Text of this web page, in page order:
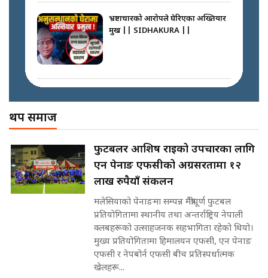
|| Court Grievances Directly to
the Supreme Court ||
SIDHAKURA
इनड्राइभ || SIDHAKURA ||
राष्ट्रिय सवालमा ९ दल एकजुट ||
Prachanda, Rabi, Gagan Stand
on the Same Page ||
SIDHAKURA ||
सहकारी पीडितसँग मन्त्री प्रतिभा रावलले
भनिन्–साथ दिनुहोस्, दबाब होइन ||
Sidhakura || Pratibha Rawal
भ्रष्टाचारको आरोपले घेरिएका अख्तियार
प्रमुख || SIDHAKURA ||
SIDHAKURA
पोप्पोको पासोः कमाउने लोभमा घरबार नै
उठिबास | The Dark Side of
'Poppo Live'-SIDHAKURA
INVESTIGATION
मन्त्री आउने बित्तिकै सुरु भएको थियो
घुसको डिल || Raj Kumar Gupta ||
SIDHAKURA ||
थप समाज
फुटबलर आशिष राईको उपचारका लागि
एन पेनाङ एफसीको अग्रसरतामा १२
लाख रुपैयाँ संकलन
मलेसियाको पेनाङमा सम्पन्न मैत्रीपूर्ण फुटबल
प्रतियोगितामा स्थानीय तथा अन्तर्राष्ट्रिय नेपाली
क्लबहरूको उत्साहजनक सहभागिता रहेको थियो।
मुख्य प्रतियोगितामा हिमालयन एफसी, एन पेनाङ
एफसी र नेपबोर्न एफसी बीच प्रतिस्पर्धात्मक
खेलहरू...